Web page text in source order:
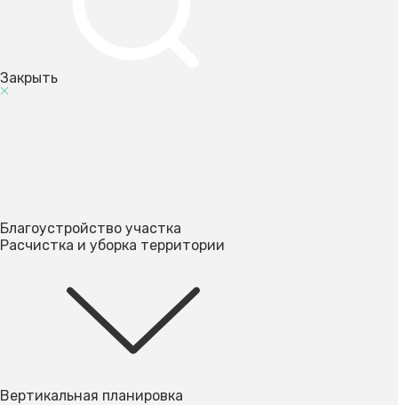
Закрыть
Благоустройство участка
Расчистка и уборка территории
Вертикальная планировка